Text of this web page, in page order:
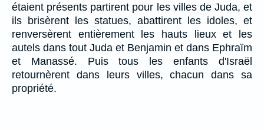
étaient présents partirent pour les villes de Juda, et
ils brisèrent les statues, abattirent les idoles, et
renversèrent entièrement les hauts lieux et les
autels dans tout Juda et Benjamin et dans Ephraïm
et Manassé. Puis tous les enfants d'Israël
retournèrent dans leurs villes, chacun dans sa
propriété.